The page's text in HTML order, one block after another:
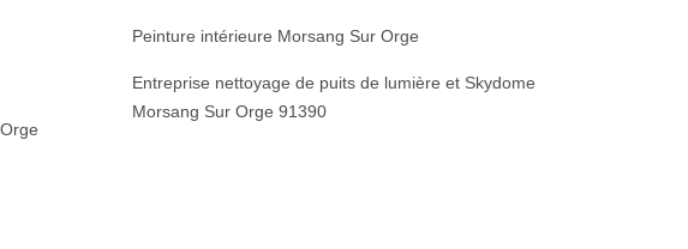
Peinture intérieure Morsang Sur Orge
Entreprise nettoyage de puits de lumière et Skydome
Morsang Sur Orge 91390